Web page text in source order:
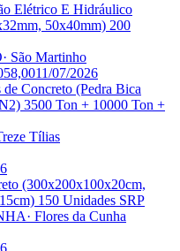
Elétrico E Hidráulico
50x40mm) 200
· São Martinho
11/07/2026
de Concreto (Pedra Bica
3500 Ton + 10000 Ton +
Tílias
(300x200x100x20cm,
150 Unidades SRP
· Flores da Cunha